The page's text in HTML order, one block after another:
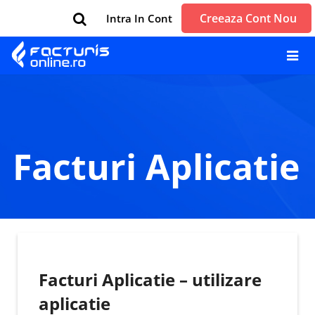
Intra In Cont Creeaza Cont Nou
Facturi Aplicatie
Facturi Aplicatie – utilizare
aplicatie